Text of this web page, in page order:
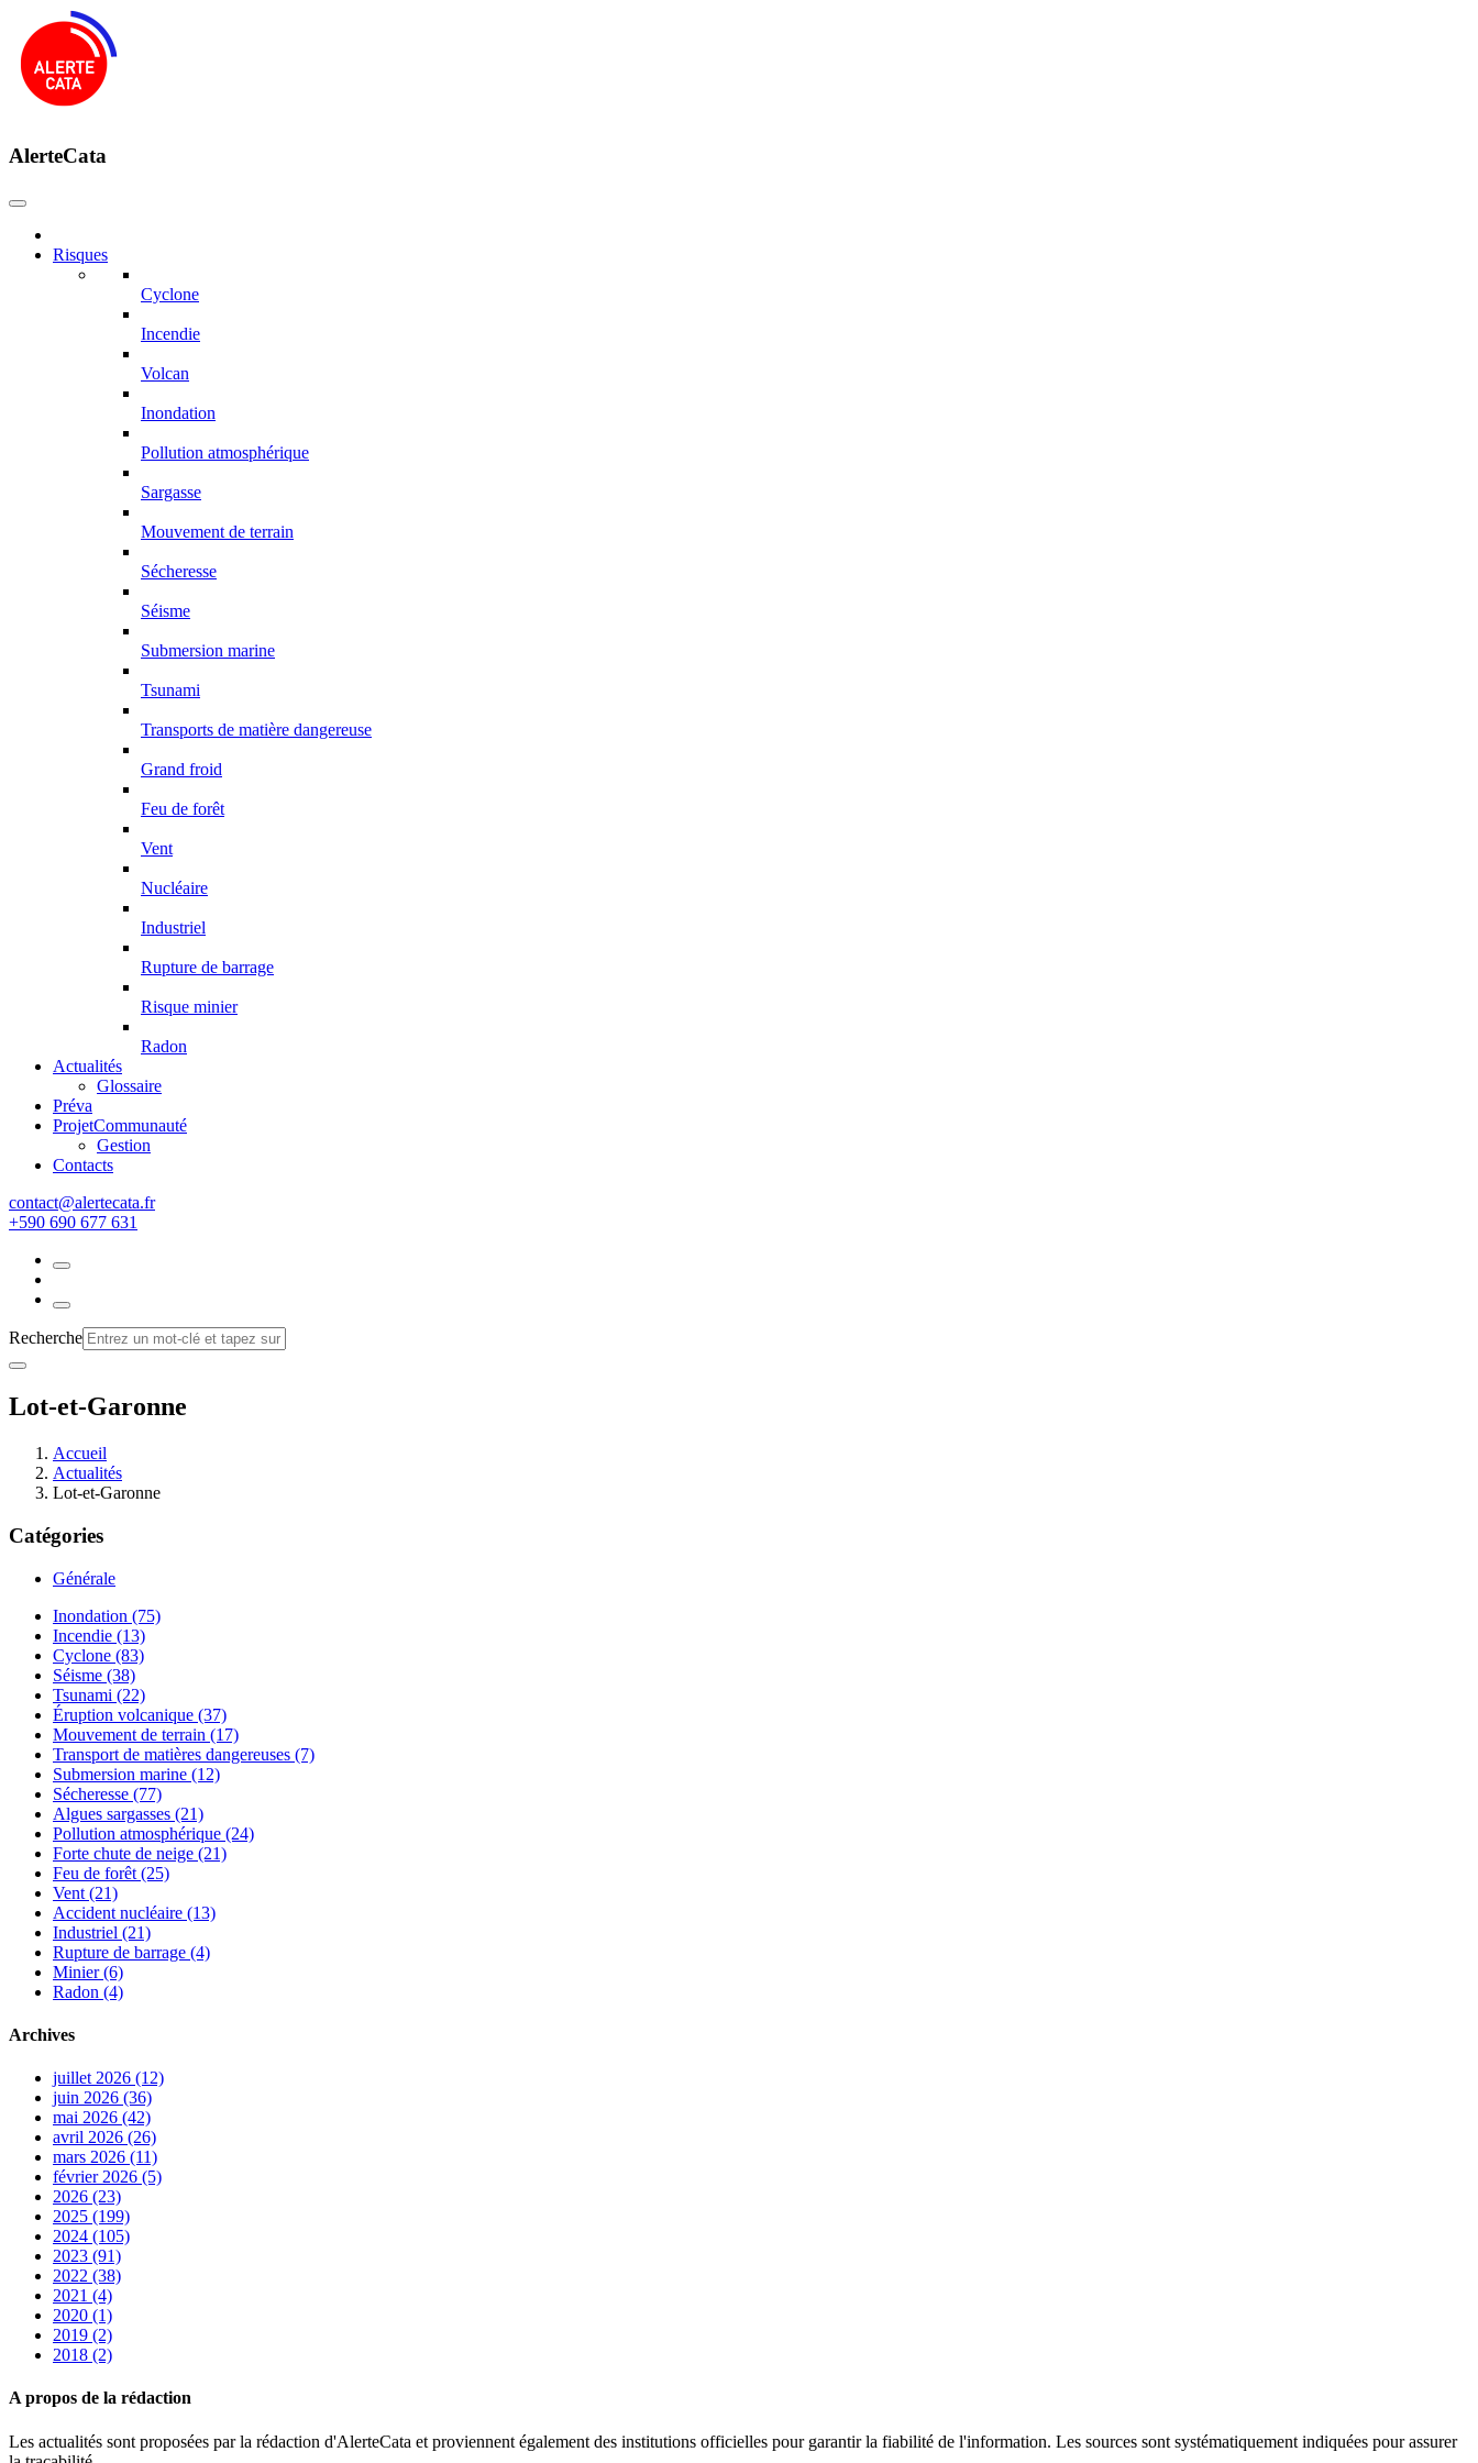
AlerteCata
Risques
Cyclone
Incendie
Volcan
Inondation
Pollution atmosphérique
Sargasse
Mouvement de terrain
Sécheresse
Séisme
Submersion marine
Tsunami
Transports de matière dangereuse
Grand froid
Feu de forêt
Vent
Nucléaire
Industriel
Rupture de barrage
Risque minier
Radon
Actualités
Glossaire
Préva
ProjetCommunauté
Gestion
Contacts
rf.atacetrela@tcatnoc
+590 690 677 631
Recherche
Lot-et-Garonne
Accueil
Actualités
Lot-et-Garonne
Catégories
Générale
Inondation (75)
Incendie (13)
Cyclone (83)
Séisme (38)
Tsunami (22)
Éruption volcanique (37)
Mouvement de terrain (17)
Transport de matières dangereuses (7)
Submersion marine (12)
Sécheresse (77)
Algues sargasses (21)
Pollution atmosphérique (24)
Forte chute de neige (21)
Feu de forêt (25)
Vent (21)
Accident nucléaire (13)
Industriel (21)
Rupture de barrage (4)
Minier (6)
Radon (4)
Archives
juillet 2026 (12)
juin 2026 (36)
mai 2026 (42)
avril 2026 (26)
mars 2026 (11)
février 2026 (5)
2026 (23)
2025 (199)
2024 (105)
2023 (91)
2022 (38)
2021 (4)
2020 (1)
2019 (2)
2018 (2)
A propos de la rédaction
Les actualités sont proposées par la rédaction d'AlerteCata et proviennent également des institutions officielles pour garantir la fiabilité de l'information. Les sources sont systématiquement indiquées pour assurer